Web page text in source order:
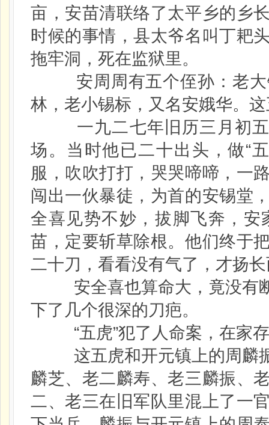
亩，安苗清联络了太平乡的乡
时候的事情，县太爷名叫丁耙
拖牢洞，死在监狱里。
安周周有五个侄孙：老大
林，老小锡标，又名安娥华。
一九二七年旧历三月初五
场。当时他已二十出头，做“
服，吹吹打打，哭哭啼啼，一
闯出一伙暴徒，为首的安锡堂
全喜见势不妙，拔脚飞奔，
苗，定要斩草除根。他们终于
二十刀，看看没有气了，才扬
安全喜也算命大，竟没有断
下了几个很深的刀疤。
“五虎”犯了人命案，在家存
这五虎和开元镇上的周麟振
麟芝、老二麟寿、老三麟振、
二、老三在旧军队里混上了一